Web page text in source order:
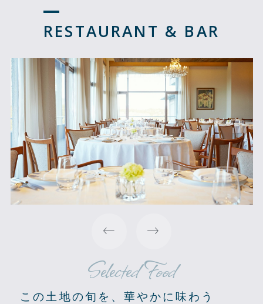
RESTAURANT & BAR
Selected Food
この土地の旬を、華やかに味わう